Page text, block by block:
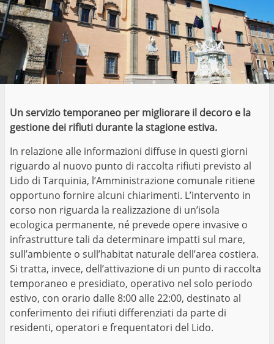
Un servizio temporaneo per migliorare il decoro e la
gestione dei rifiuti durante la stagione estiva.
In relazione alle informazioni diffuse in questi giorni
riguardo al nuovo punto di raccolta rifiuti previsto al
Lido di Tarquinia, l’Amministrazione comunale ritiene
opportuno fornire alcuni chiarimenti. L’intervento in
corso non riguarda la realizzazione di un’isola
ecologica permanente, né prevede opere invasive o
infrastrutture tali da determinare impatti sul mare,
sull’ambiente o sull’habitat naturale dell’area costiera.
Si tratta, invece, dell’attivazione di un punto di raccolta
temporaneo e presidiato, operativo nel solo periodo
estivo, con orario dalle 8:00 alle 22:00, destinato al
conferimento dei rifiuti differenziati da parte di
residenti, operatori e frequentatori del Lido.